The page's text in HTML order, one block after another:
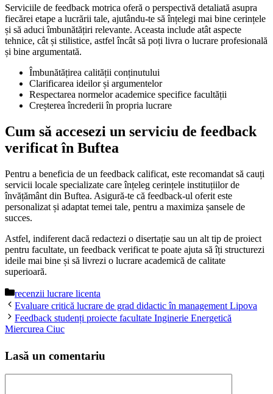
Serviciile de feedback motrica oferă o perspectivă detaliată asupra
fiecărei etape a lucrării tale, ajutându-te să înțelegi mai bine cerințele
și să aduci îmbunătățiri relevante. Aceasta include atât aspecte
tehnice, cât și stilistice, astfel încât să poți livra o lucrare profesională
și bine argumentată.
Îmbunătățirea calității conținutului
Clarificarea ideilor și argumentelor
Respectarea normelor academice specifice facultății
Creșterea încrederii în propria lucrare
Cum să accesezi un serviciu de feedback
verificat în Buftea
Pentru a beneficia de un feedback calificat, este recomandat să cauți
servicii locale specializate care înțeleg cerințele instituțiilor de
învățământ din Buftea. Asigură-te că feedback-ul oferit este
personalizat și adaptat temei tale, pentru a maximiza șansele de
succes.
Astfel, indiferent dacă redactezi o disertație sau un alt tip de proiect
pentru facultate, un feedback verificat te poate ajuta să îți structurezi
ideile mai bine și să livrezi o lucrare academică de calitate
superioară.
Categorii
recenzii lucrare licenta
Evaluare critică lucrare de grad didactic în management Lipova
Feedback studenți proiecte facultate Inginerie Energetică
Miercurea Ciuc
Lasă un comentariu